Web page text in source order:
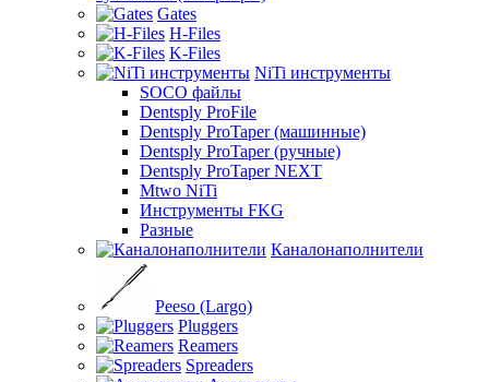
Gates
H-Files
K-Files
NiTi инструменты
SOCO файлы
Dentsply ProFile
Dentsply ProTaper (машинные)
Dentsply ProTaper (ручные)
Dentsply ProTaper NEXT
Mtwo NiTi
Инструменты FKG
Разные
Каналонаполнители
Peeso (Largo)
Pluggers
Reamers
Spreaders